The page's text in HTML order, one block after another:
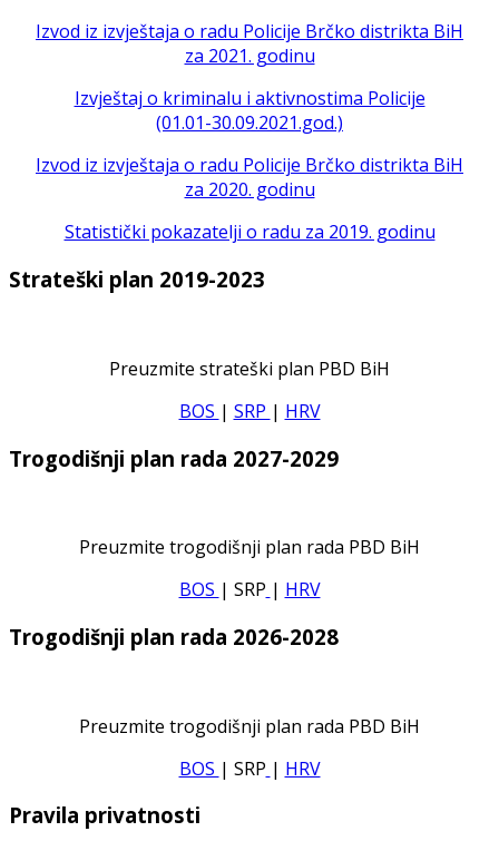
Izvod iz izvještaja o radu Policije Brčko distrikta BiH
za 2021. godinu
Izvještaj o kriminalu i aktivnostima Policije
(01.01-30.09.2021.god.)
Izvod iz izvještaja o radu Policije Brčko distrikta BiH
za 2020. godinu
Statistički pokazatelji o radu za 2019. godinu
Strateški plan 2019-2023
Preuzmite strateški plan PBD BiH
BOS | SRP | HRV
Trogodišnji plan rada 2027-2029
Preuzmite trogodišnji plan rada PBD BiH
BOS | SRP | HRV
Trogodišnji plan rada 2026-2028
Preuzmite trogodišnji plan rada PBD BiH
BOS | SRP | HRV
Pravila privatnosti